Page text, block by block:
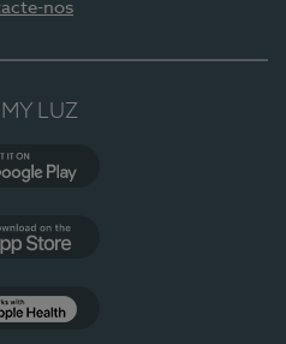
nos
LUZ